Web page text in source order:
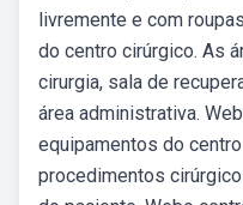
livremente e com
do centro cirúrgico. As
cirurgia, sala de
área administrativa.
equipamentos do
procedimentos